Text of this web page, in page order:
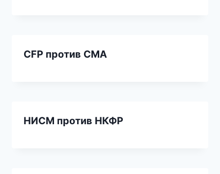
CFP против CMA
НИСМ против НКФР